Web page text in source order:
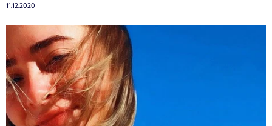
11.12.2020